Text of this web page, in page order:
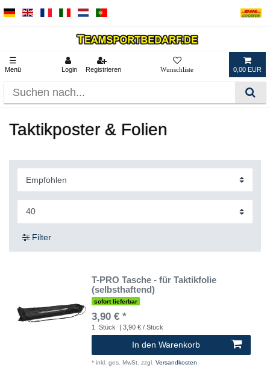
☰
Menü Login Registrieren 0,00 EUR
Taktikposter & Folien
Filter
T-PRO Tasche - für Taktikfolie
(selbsthaftend)
sofort lieferbar
3,90 € *
1 Stück | 3,90 € / Stück
In den Warenkorb
* inkl. ges. MwSt. zzgl. Versandkosten